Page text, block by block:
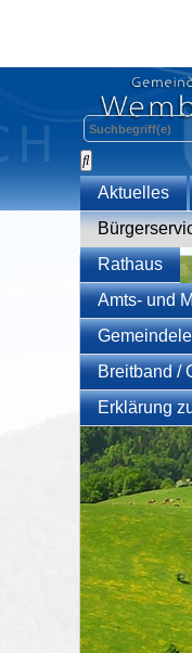
Aktuelles
Rathaus
Amts- und
Breitband /
Erklärung